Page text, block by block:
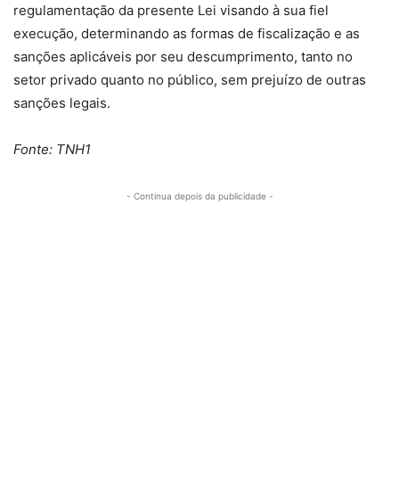
regulamentação da presente Lei visando à sua fiel
execução, determinando as formas de fiscalização e as
sanções aplicáveis por seu descumprimento, tanto no
setor privado quanto no público, sem prejuízo de outras
sanções legais.
Fonte: TNH1
- Continua depois da publicidade -